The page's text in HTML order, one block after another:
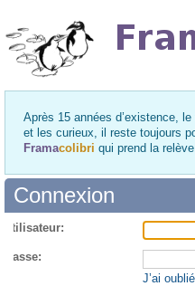
Après 15 années d’existence,
et les curieux, il reste toujours
Framacolibri qui prend la
Connexion
passe:
J’ai